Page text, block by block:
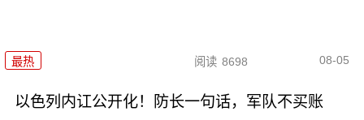
最热 阅读 8698 08-05
以色列内讧公开化！防长一句话，军队不买账